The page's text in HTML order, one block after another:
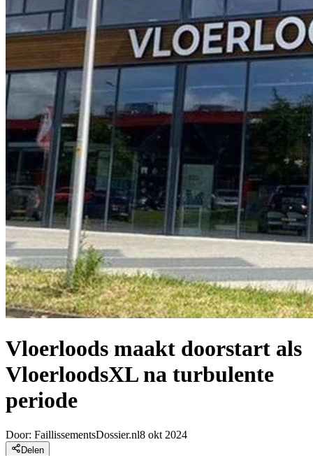
Vloerloods maakt doorstart als
VloerloodsXL na turbulente
periode
Door: FaillissementsDossier.nl8 okt 2024
Delen